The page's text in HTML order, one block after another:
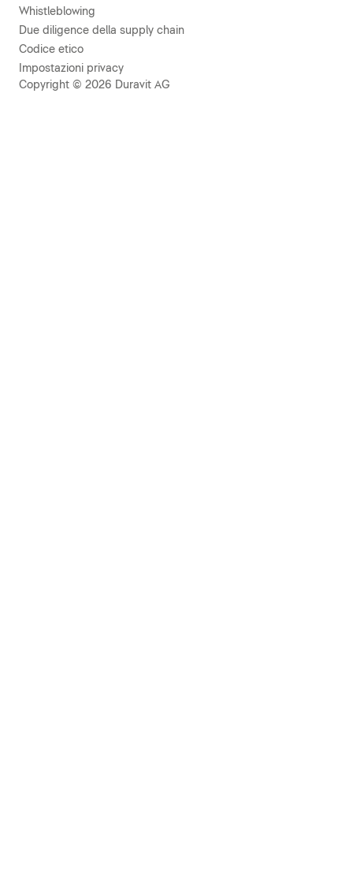
Whistleblowing
Due diligence della supply chain
Codice etico
Impostazioni privacy
Copyright © 2026 Duravit AG